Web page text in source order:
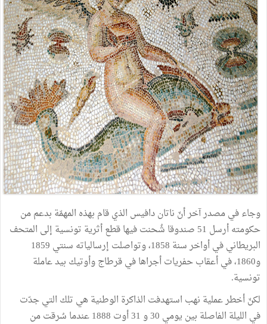
وجاءفيمصدرآخرأنّ ناتاندافيس الذيقام بهذه المهمّة بدعممن
حكومتهأرسل 51 صندوقا شُحنتفيهاقطعأثرية تونسية إلى المتحف
البريطانيفيأواخرسنة 1858، وتواصلت إرسالياته سنتي 1859
و1860،
فيأعقابحفرياتأجراهافيقرطاجوأوتيك بيدعاملة
تونسية.
لكنّأخطرعملية نهب استهدفت الذاكرة الوطنية هي تلك التيجدّت
في الليلة الفاصلة بين يومي 30و31أوت 1888عندما سُرقتمن